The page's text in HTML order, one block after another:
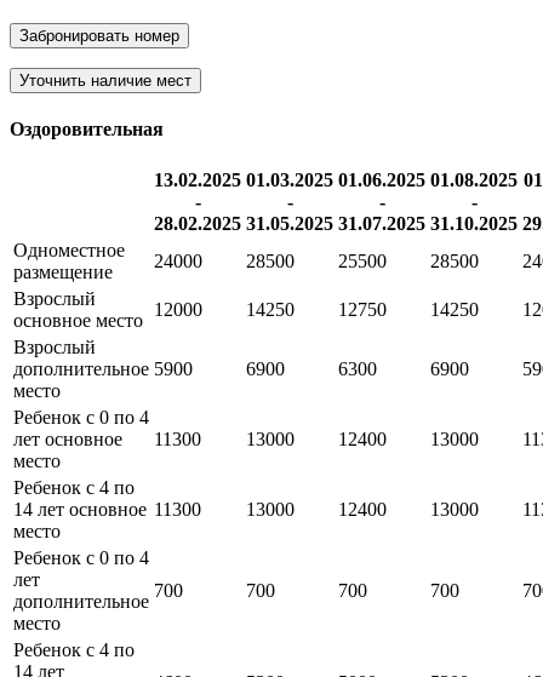
Забронировать номер
Уточнить наличие мест
Оздоровительная
13.02.2025
-
28.02.2025
01.03.2025
-
31.05.2025
01.06.2025
-
31.07.2025
01.08.2025
-
31.10.2025
Одноместное
размещение
24000 28500 25500 28500
Взрослый
основное место
12000 14250 12750 14250
Взрослый
дополнительное
место
5900 6900 6300 6900
Ребенок с 0 по 4
лет основное
место
11300 13000 12400 13000
Ребенок с 4 по
14 лет основное
место
11300 13000 12400 13000
Ребенок с 0 по 4
лет
дополнительное
место
700 700 700 700
Ребенок с 4 по
14 лет